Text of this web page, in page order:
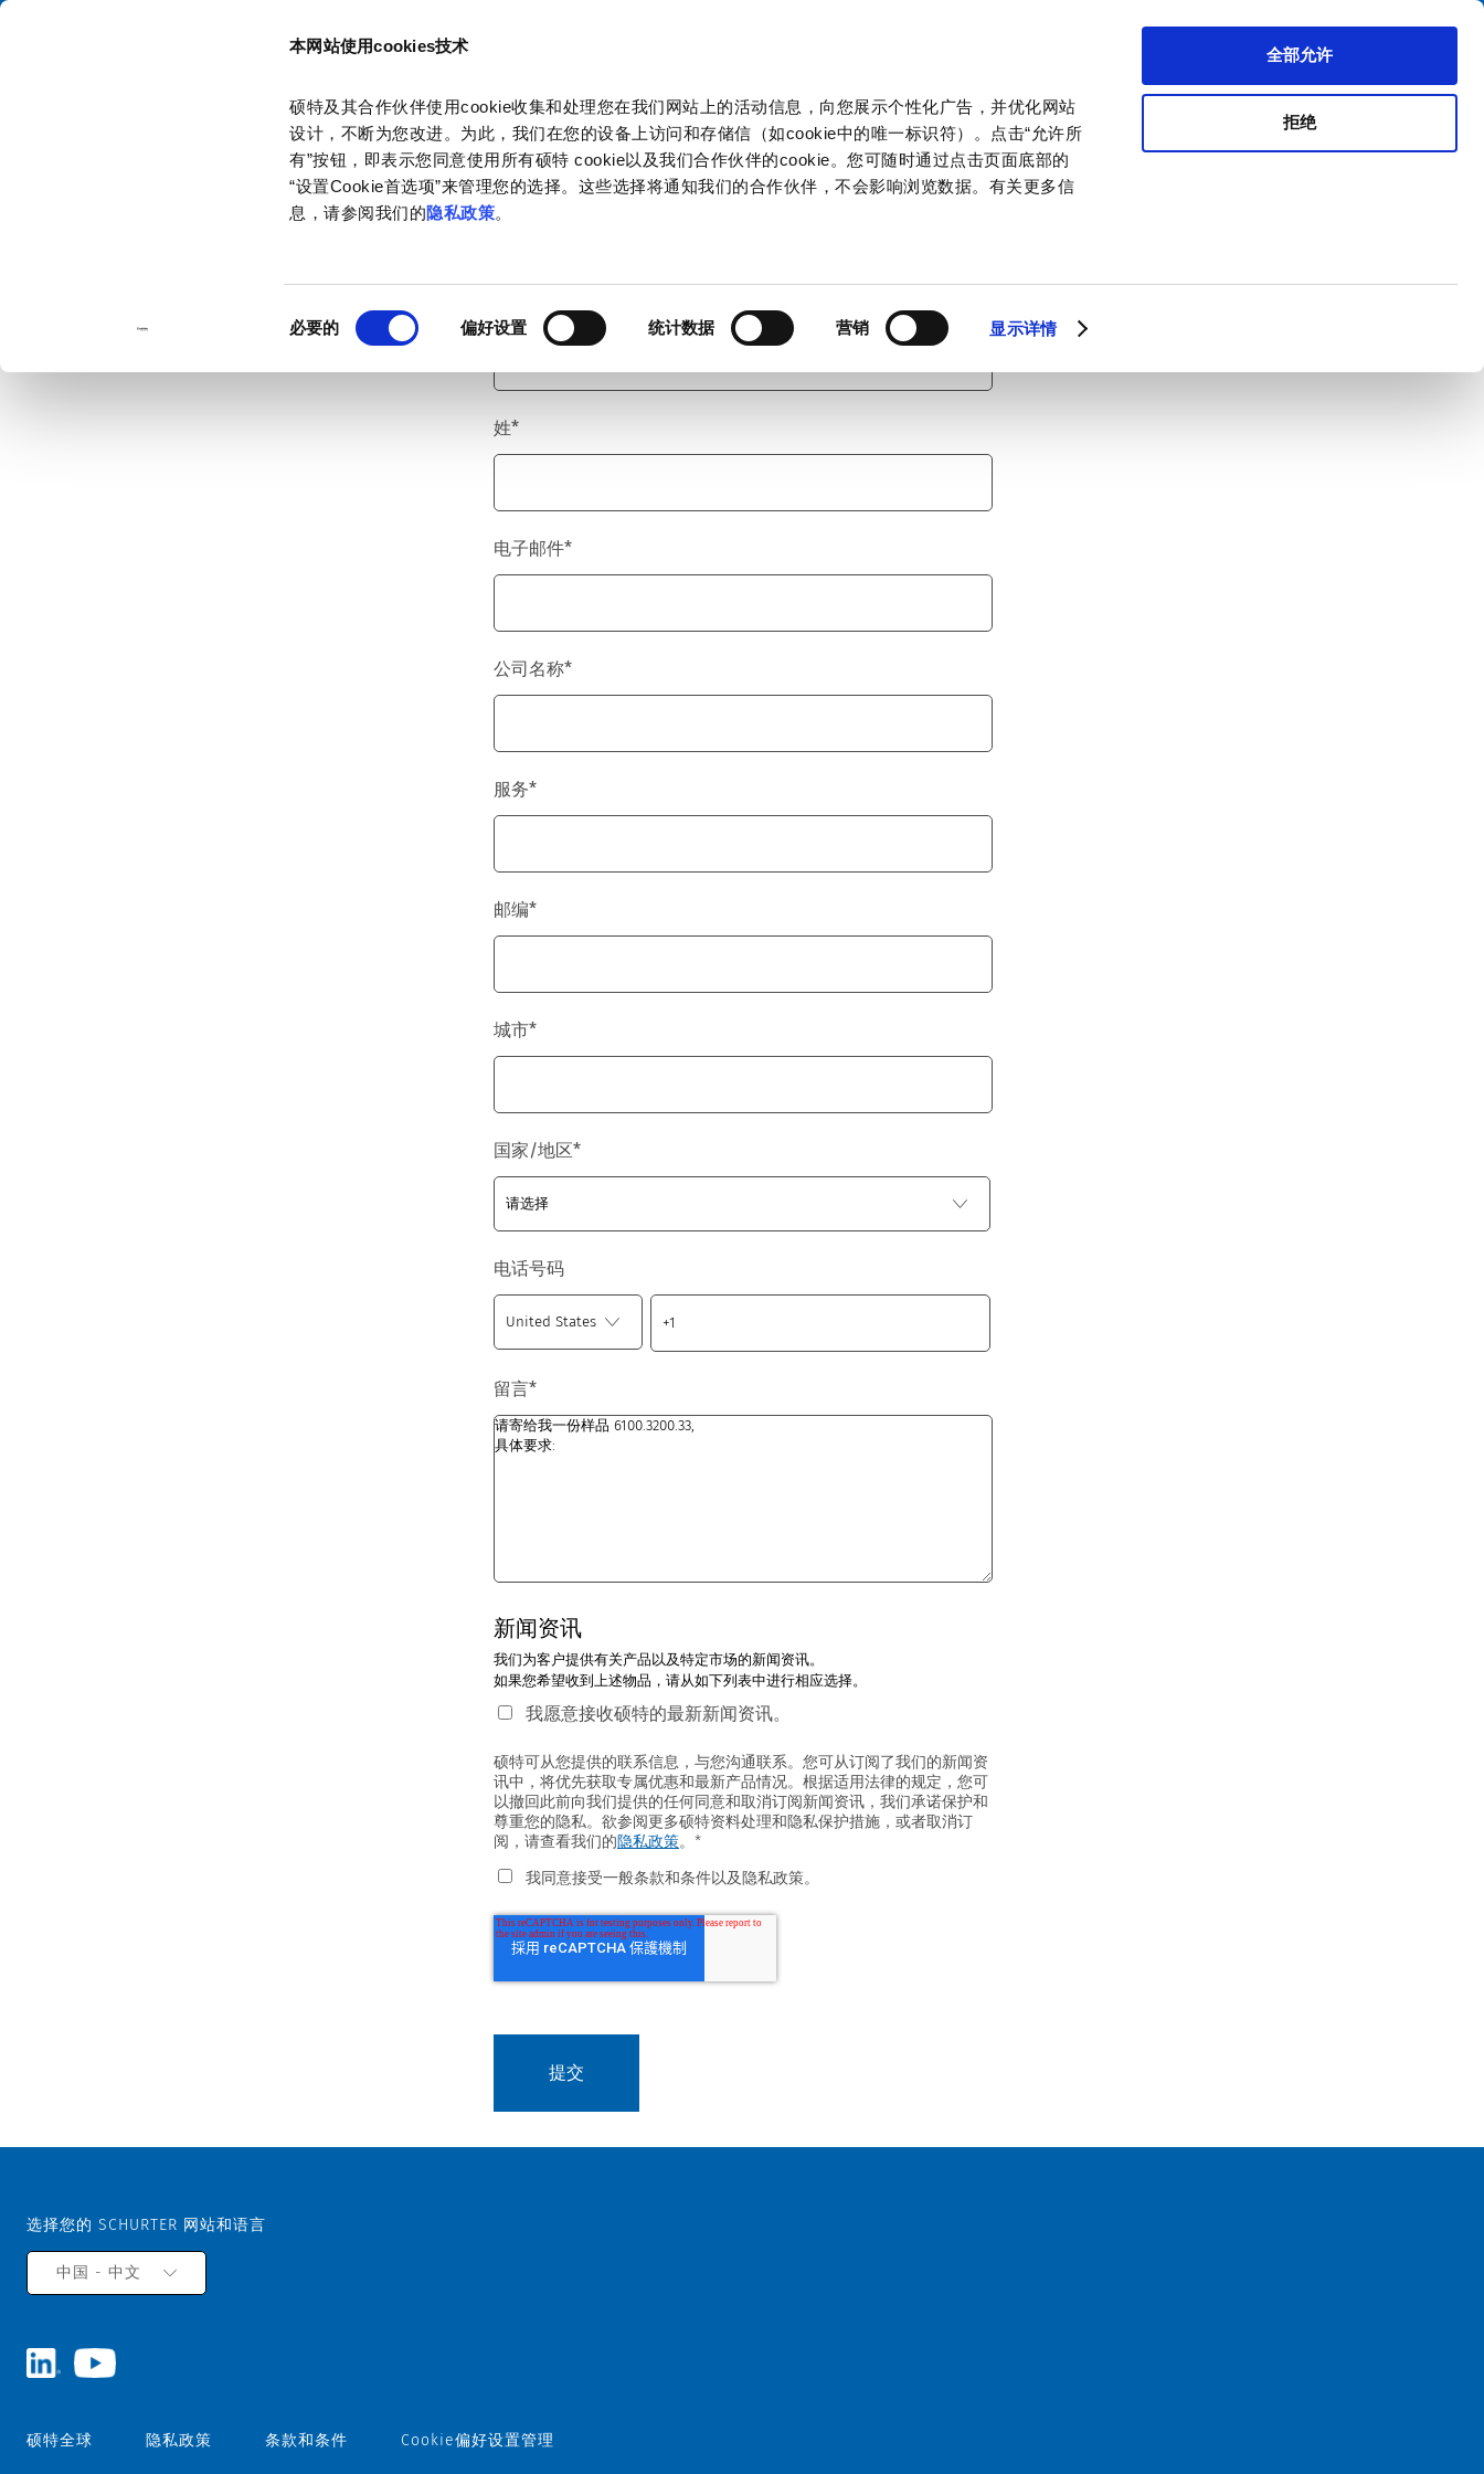
本网站使用cookies技术
硕特及其合作伙伴使用cookie收集和处理您在我们网站上的活动信息，向您展示个性化广告，并优化网站
设计，不断为您改进。为此，我们在您的设备上访问和存储信（如cookie中的唯一标识符）。点击“允许所
有”按钮，即表示您同意使用所有硕特 cookie以及我们合作伙伴的cookie。您可随时通过点击页面底部的
“设置Cookie首选项”来管理您的选择。这些选择将通知我们的合作伙伴，不会影响浏览数据。有关更多信
息，请参阅我们的隐私政策。
意
必要的 偏好设置 统计数据 营销 显示详情
全部允许
拒绝
目录 联系我们
称谓*
姓*
电子邮件*
公司名称*
服务*
邮编*
城市*
国家/地区*
电话号码
留言*
新闻资讯
我们为客户提供有关产品以及特定市场的新闻资讯。
如果您希望收到上述物品，请从如下列表中进行相应选择。
我愿意接收硕特的最新新闻资讯。
硕特可从您提供的联系信息，与您沟通联系。您可从订阅了我们的新闻资
讯中，将优先获取专属优惠和最新产品情况。根据适用法律的规定，您可
以撤回此前向我们提供的任何同意和取消订阅新闻资讯，我们承诺保护和
尊重您的隐私。欲参阅更多硕特资料处理和隐私保护措施，或者取消订
阅，请查看我们的隐私政策。 *
我同意接受一般条款和条件以及隐私政策。
选择您的 SCHURTER 网站和语言
中国 - 中文
硕特全球 隐私政策 条款和条件 Cookie偏好设置管理